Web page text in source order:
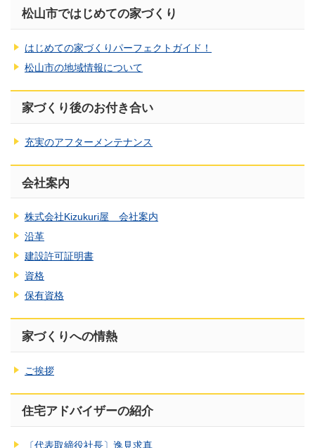
松山市ではじめての家づくり
はじめての家づくりパーフェクトガイド！
松山市の地域情報について
家づくり後のお付き合い
充実のアフターメンテナンス
会社案内
株式会社Kizukuri屋 会社案内
沿革
建設許可証明書
資格
保有資格
家づくりへの情熱
ご挨拶
住宅アドバイザーの紹介
〔代表取締役社長〕逸見求真